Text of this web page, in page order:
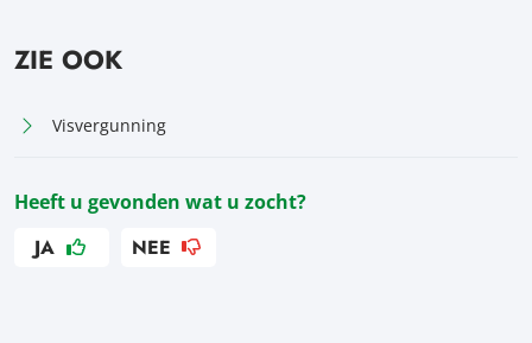
ZIE OOK
Visvergunning
Heeft u gevonden wat u zocht?
JA NEE